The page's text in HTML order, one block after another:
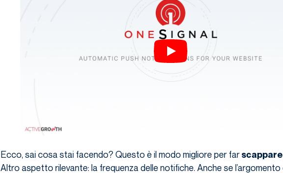
Ecco, sai cosa stai facendo? Questo è il modo migliore per far
Altro aspetto rilevante: la frequenza delle notifiche. Anche se